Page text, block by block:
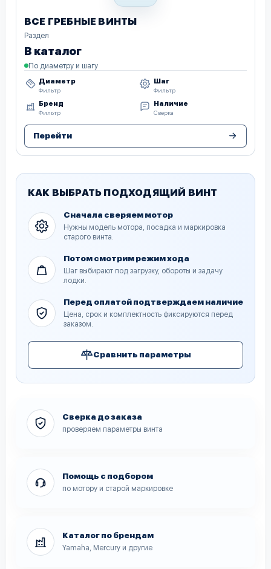
ВСЕ ГРЕБНЫЕ ВИНТЫ
Раздел
В каталог
По диаметру и шагу
Диаметр
Фильтр
Шаг
Фильтр
Бренд
Фильтр
Наличие
Сверка
Перейти
КАК ВЫБРАТЬ ПОДХОДЯЩИЙ ВИНТ
Сначала сверяем мотор
Нужны модель мотора, посадка и маркировка
старого винта.
Потом смотрим режим хода
Шаг выбирают под загрузку, обороты и задачу
лодки.
Перед оплатой подтверждаем наличие
Цена, срок и комплектность фиксируются перед
заказом.
Сравнить параметры
Сверка до заказа
проверяем параметры винта
Помощь с подбором
по мотору и старой маркировке
Каталог по брендам
Yamaha, Mercury и другие